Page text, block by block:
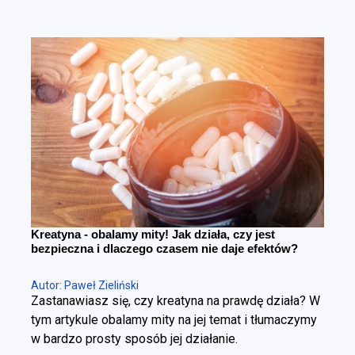
zachowaniu masy mięśniowej. To fundamentalna
różnica. Można schudnąć i wyglądać gorzej – i
można redukować tkankę tłuszczową, poprawiając
sylwetkę. Cała sztuka polega na tym, żeby zrobić to
w kontrolowany sposób.
Kreatyna - obalamy mity! Jak działa, czy jest
bezpieczna i dlaczego czasem nie daje efektów?
Autor: Paweł Zieliński
Zastanawiasz się, czy kreatyna na prawdę działa? W
tym artykule obalamy mity na jej temat i tłumaczymy
w bardzo prosty sposób jej działanie.